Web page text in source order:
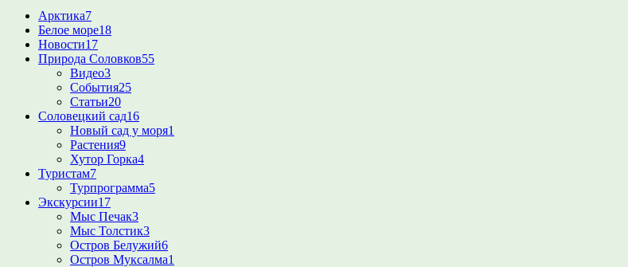
Арктика7
Белое море18
Новости17
Природа Соловков55
Видео3
События25
Статьи20
Соловецкий сад16
Новый сад у моря1
Растения9
Хутор Горка4
Туристам7
Турпрограмма5
Экскурсии17
Мыс Печак3
Мыс Толстик3
Остров Белужий6
Остров Муксалма1